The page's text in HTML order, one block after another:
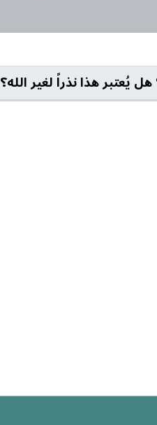
هذا نذراً لغير الله؟